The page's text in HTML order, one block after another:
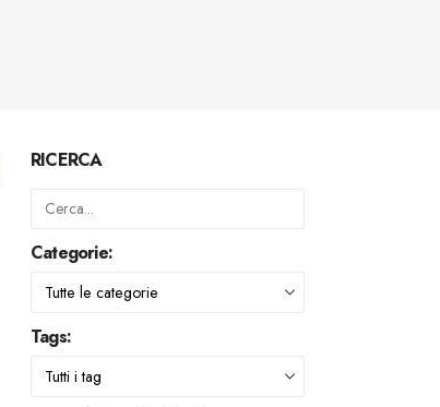
RICERCA
Categorie:
Tags: